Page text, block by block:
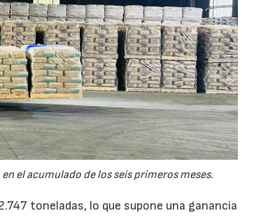
el acumulado de los seis primeros meses.
toneladas, lo que supone una ganancia